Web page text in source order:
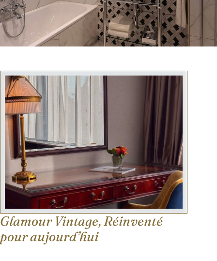
Glamour Vintage, Réinventé
pour aujourd’hui